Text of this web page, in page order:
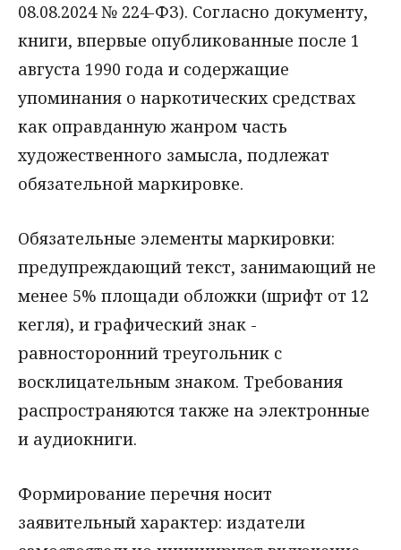
08.08.2024 № 224-ФЗ). Согласно документу,
книги, впервые опубликованные после 1
августа 1990 года и содержащие
упоминания о наркотических средствах
как оправданную жанром часть
художественного замысла, подлежат
обязательной маркировке.
Обязательные элементы маркировки:
предупреждающий текст, занимающий не
менее 5% площади обложки (шрифт от 12
кегля), и графический знак -
равносторонний треугольник с
восклицательным знаком. Требования
распространяются также на электронные
и аудиокниги.
Формирование перечня носит
заявительный характер: издатели